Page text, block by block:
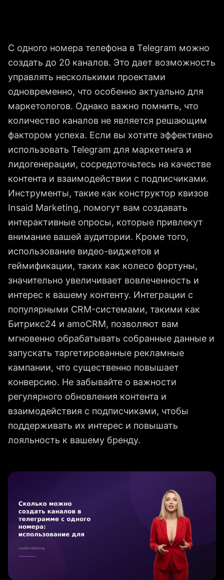
С одного номера телефона в Telegram можно
создать до 20 каналов. Это дает возможность
управлять несколькими проектами
одновременно, что особенно актуально для
маркетологов. Однако важно помнить, что
количество каналов не является решающим
фактором успеха. Если вы хотите эффективно
использовать Telegram для маркетинга и
лидогенерации, сосредоточьтесь на качестве
контента и взаимодействии с подписчиками.
Инструменты, такие как конструктор квизов
Insaid Marketing, помогут вам создавать
интерактивные опросы, которые привлекут
внимание вашей аудитории. Кроме того,
использование видео-виджетов и
геймификации, таких как колесо фортуны,
значительно увеличивает вовлеченность и
интерес к вашему контенту. Интеграции с
популярными CRM-системами, такими как
Битрикс24 и amoCRM, позволяют вам
мгновенно обрабатывать собранные данные и
запускать таргетированные рекламные
кампании, что существенно повышает
конверсию. Не забывайте о важности
регулярного обновления контента и
взаимодействия с подписчиками, чтобы
поддерживать их интерес и повышать
лояльность к вашему бренду.